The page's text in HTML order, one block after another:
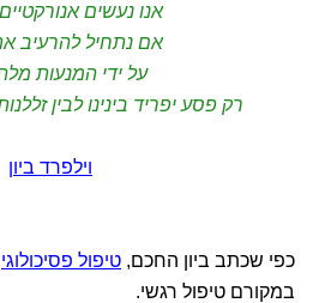
אנו נעשים
אם נתחיל להרעיב
על ידי המנעות
רק פסע יפריד בינינו לבין
וילפרד ביון
כפי שכתב ביון החכם, טיפול פסיכולוגי
במקורם טיפול רגשי.